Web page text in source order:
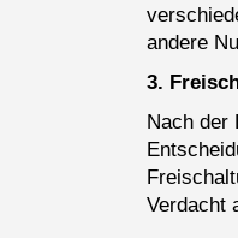
andere
3.
Nach der
Verdacht